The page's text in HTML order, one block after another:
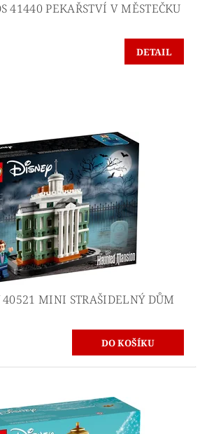
41440 PEKAŘSTVÍ V MĚSTEČKU
DETAIL
MINI STRAŠIDELNÝ DŮM